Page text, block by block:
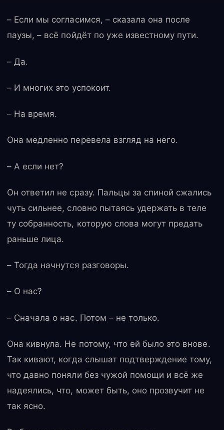
– Если мы согласимся, – сказала она после
паузы, – всё пойдёт по уже известному пути.
– Да.
– И многих это успокоит.
– На время.
Она медленно перевела взгляд на него.
– А если нет?
Он ответил не сразу. Пальцы за спиной сжались
чуть сильнее, словно пытаясь удержать в теле
ту собранность, которую слова могут предать
раньше лица.
– Тогда начнутся разговоры.
– О нас?
– Сначала о нас. Потом – не только.
Она кивнула. Не потому, что ей было это внове.
Так кивают, когда слышат подтверждение тому,
что давно поняли без чужой помощи и всё же
надеялись, что, может быть, оно прозвучит не
так ясно.